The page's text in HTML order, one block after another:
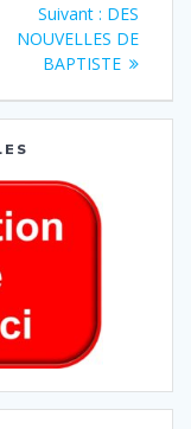
Suivant : DES
NOUVELLES DE
BAPTISTE